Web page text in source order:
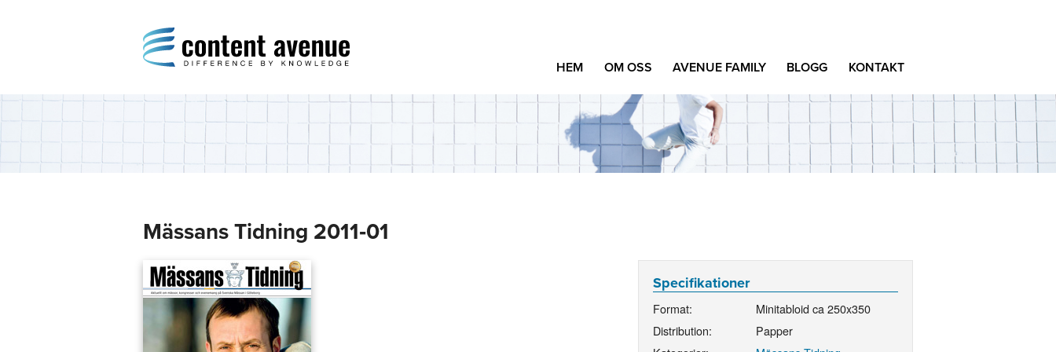
Difference by Knowledge
HEM OM OSS AVENUE FAMILY BLOGG KONTAKT
Mässans Tidning 2011‑01
Specifikationer
Format:
Minitabloid ca 250x350
Distribution:
Papper